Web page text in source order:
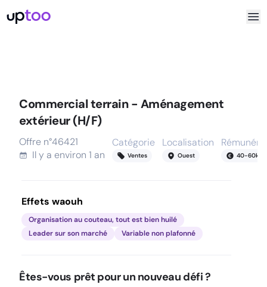
Commercial terrain - Aménagement
extérieur (H/F)
Offre n°46421
Il y a environ 1 an
Catégorie
Ventes
Localisation
Ouest 40-60k
Effets waouh
Organisation au couteau, tout est bien huilé
Leader sur son marché
Variable non plafonné
Êtes-vous prêt pour un nouveau défi ?